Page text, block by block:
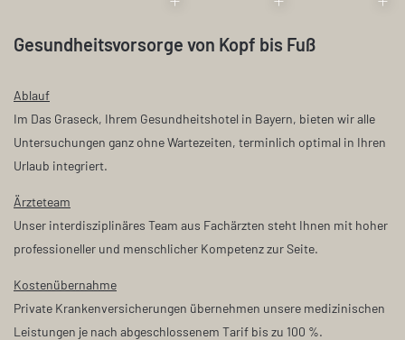
Advanced
Professional +++ +
Check-up 35+ ++ +
angelegenheiten
& Stress-
prävention
+++ +
Gesundheitsvorsorge von Kopf bis Fuß
Ablauf
Im Das Graseck, Ihrem Gesundheitshotel in Bayern, bieten wir alle
Untersuchungen ganz ohne Wartezeiten, terminlich optimal in Ihren
Urlaub integriert.
Ärzteteam
Unser interdisziplinäres Team aus Fachärzten steht Ihnen mit hoher
professioneller und menschlicher Kompetenz zur Seite.
Kostenübernahme
Private Krankenversicherungen übernehmen unsere medizinischen
Leistungen je nach abgeschlossenem Tarif bis zu 100 %.